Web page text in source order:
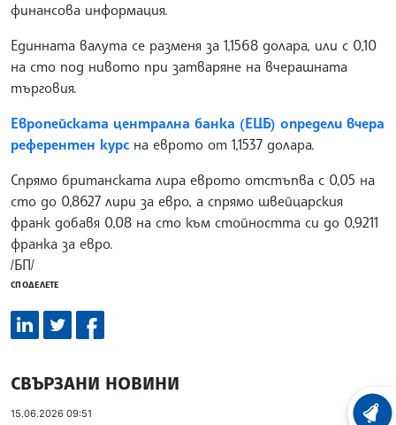
финансова информация.
Единната валута се разменя за 1,1568 долара, или с 0,10
на сто под нивото при затваряне на вчерашната
търговия.
Европейската централна банка (ЕЦБ) определи вчера
референтен курс на еврото от 1,1537 долара.
Спрямо британската лира еврото отстъпва с 0,05 на
сто до 0,8627 лири за евро, а спрямо швейцарския
франк добавя 0,08 на сто към стойността си до 0,9211
франка за евро.
/БП/
СПОДЕЛЕТЕ
СВЪРЗАНИ НОВИНИ
15.06.2026 09:51